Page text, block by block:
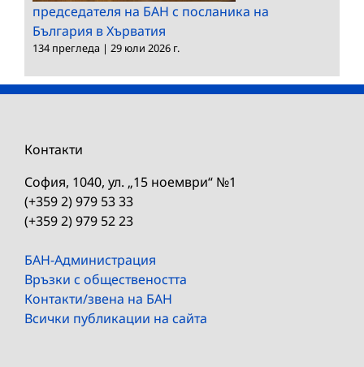
председателя на БАН с посланика на
България в Хърватия
134 прегледа | 29 юли 2026 г.
Контакти
София, 1040, ул. „15 ноември“ №1
(+359 2) 979 53 33
(+359 2) 979 52 23
БАН-Администрация
Връзки с обществеността
Контакти/звена на БАН
Всички публикации на сайта